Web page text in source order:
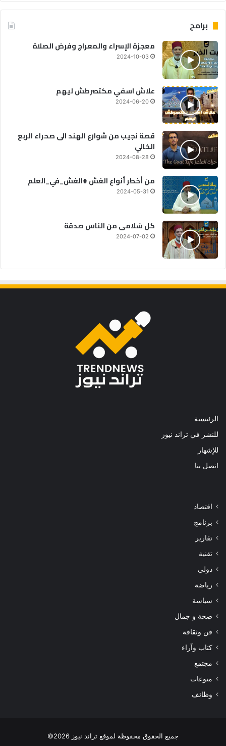
برامج
معجزة الإسراء والمعراج وفرض الصلاة
2024-10-03
علاش اسفي مكتصرطش ليهم
2024-06-20
قصة نجيب من شوارع الهند الى صحراء الربع
الخالي
2024-08-28
من أخطر أنواع الغش #الغش_في_العلم
2024-05-31
كل سُلامى من الناس صدقة
2024-07-02
الرئيسية
للنشر في تراند نيوز
للإشهار
اتصل بنا
اقتصاد
برنامج
تقارير
تقنية
دولي
رياضة
سياسة
صحة و جمال
فن وثقافة
كتاب وآراء
مجتمع
منوعات
وظائف
جميع الحقوق محفوظة لموقع تراند نيوز 2026©